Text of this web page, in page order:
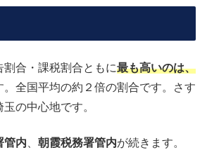
合・課税割合ともに最も高いのは、
。全国平均の約２倍の割合です。さす
の中心地です。
管内 朝霞税務署管内が続きます。